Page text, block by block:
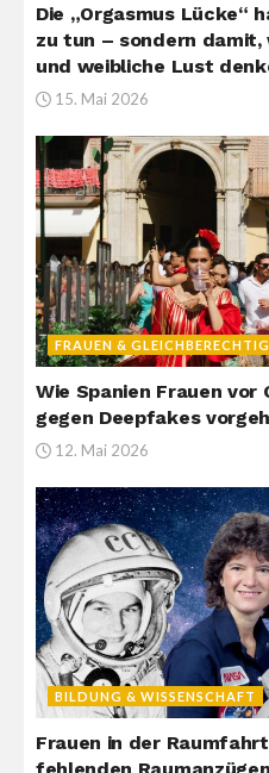
Die „Orgasmus Lücke“
zu tun – sondern
und weibliche Lust
15. Mai 2026
FRAUEN &
Wie Spanien Frauen
gegen Deepfakes
12. Mai 2026
BILDUNG & WISSENSCHAFT
Frauen in der
fehlenden